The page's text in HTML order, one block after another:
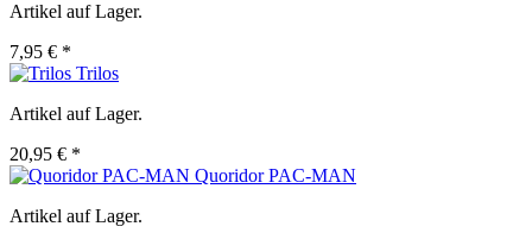
Artikel auf Lager.
7,95 € *
Trilos
Artikel auf Lager.
20,95 € *
Quoridor PAC-MAN
Artikel auf Lager.